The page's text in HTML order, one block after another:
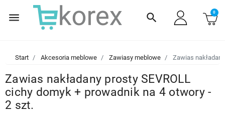
menu search 0
Start Akcesoria meblowe Zawiasy meblowe Zawias
Zawias nakładany prosty SEVROLL
cichy domyk + prowadnik na 4 otwory -
2 szt.